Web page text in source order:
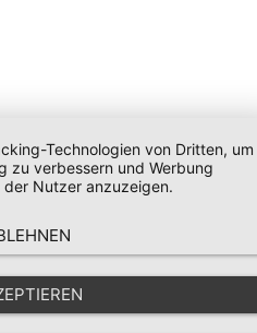
Technologien von Dritten, um
zu verbessern und Werbung
Nutzer anzuzeigen.